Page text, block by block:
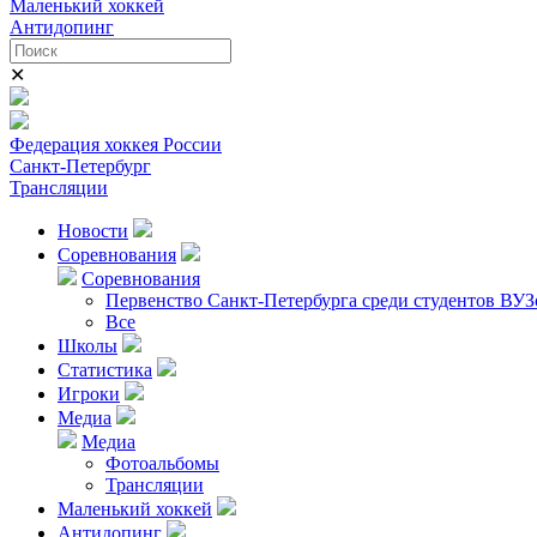
Маленький хоккей
Антидопинг
✕
Федерация хоккея России
Санкт-Петербург
Трансляции
Новости
Соревнования
Соревнования
Первенство Санкт-Петербурга среди студентов
Все
Школы
Статистика
Игроки
Медиа
Медиа
Фотоальбомы
Трансляции
Маленький хоккей
Антидопинг